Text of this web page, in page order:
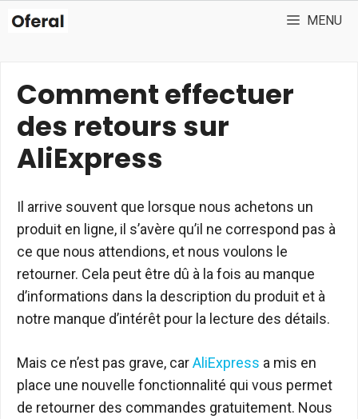
MENU
Comment effectuer
des retours sur
AliExpress
Il arrive souvent que lorsque nous achetons un
produit en ligne, il s’avère qu’il ne correspond pas à
ce que nous attendions, et nous voulons le
retourner. Cela peut être dû à la fois au manque
d’informations dans la description du produit et à
notre manque d’intérêt pour la lecture des détails.
Mais ce n’est pas grave, carAliExpress a mis en
place une nouvelle fonctionnalité qui vous permet
de retourner des commandes gratuitement. Nous